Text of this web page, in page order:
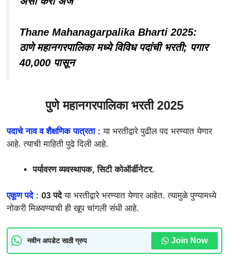
Thane Mahanagarpalika Bharti 2025:
ठाणे महानगरपालिका मध्ये विविध पदांची भरती; पगार
40,000 पासून
पुणे महानगरपालिका भरती 2025
पदाचे नाव व शैक्षणिक पात्रता : या भरतीद्वारे पुढील पद भरण्यात येणार
आहे. त्याची माहिती पुढे दिली आहे.
पर्यावरण व्यवस्थापक, सिटी कोऑर्डीनेटर.
एकूण पदे : 03 पदेया भरतीद्वारे भरण्यात येणार आहेत. त्यामुळे पुण्यामध्ये
नोकरी मिळवण्याची ही खूप चांगली संधी आहे.
नवीन अपडेट साठी ग्रुप Join Now